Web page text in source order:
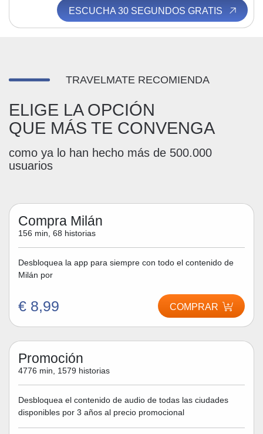
ESCUCHA 30 SEGUNDOS GRATIS
TRAVELMATE RECOMIENDA
ELIGE LA OPCIÓN
QUE MÁS TE CONVENGA
como ya lo han hecho más de 500.000
usuarios
Compra Milán
156 min, 68 historias
Desbloquea la app para siempre con todo el contenido de
Milán por
€ 8,99 COMPRAR
Promoción
4776 min, 1579 historias
Desbloquea el contenido de audio de todas las ciudades
disponibles por 3 años al precio promocional